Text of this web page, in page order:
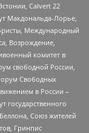
Calvert 22
Макдональда-Лорье,
Международный
Возрождение,
комитет в
свободной России,
Свободных
в России –
государственного
Союз жителей
Гринпис